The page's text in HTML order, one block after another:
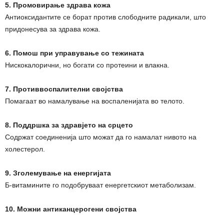
5. Промовирање здрава кожа
Антиоксидантите се борат против слободните радикали, што
придонесува за здрава кожа.
6. Помош при управување со тежината
Нискокалорични, но богати со протеини и влакна.
7. Противвоспалителни својства
Помагаат во намалување на воспаленијата во телото.
8. Поддршка за здравјето на срцето
Содржат соединенија што можат да го намалат нивото на
холестерол.
9. Зголемување на енергијата
Б-витамините го подобруваат енергетскиот метаболизам.
10. Можни антиканцерогени својства